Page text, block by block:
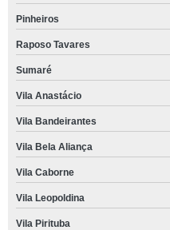
Pinheiros
Raposo Tavares
Sumaré
Vila Anastácio
Vila Bandeirantes
Vila Bela Aliança
Vila Caborne
Vila Leopoldina
Vila Pirituba